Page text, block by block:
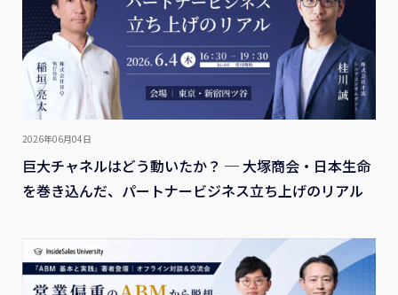
2026年06月04日
巨大チャネルはどう動いたか？ ─ 大塚商会・日本生命
を巻き込んだ、パートナービジネス立ち上げのリアル